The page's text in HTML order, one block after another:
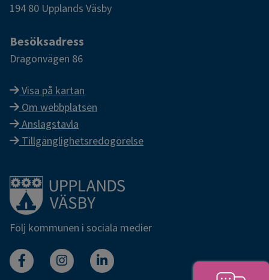
194 80 Upplands Väsby
Besöksadress
Dragonvägen 86
Visa på kartan
Om webbplatsen
Anslagstavla
Tillgänglighetsredogörelse
Länk till startsidan
Följ kommunen i sociala medier
FacebookInstagramLinkedin